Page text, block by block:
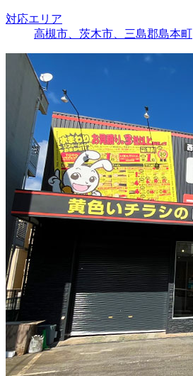
対応エリア
高槻市、茨木市、三島郡島本町